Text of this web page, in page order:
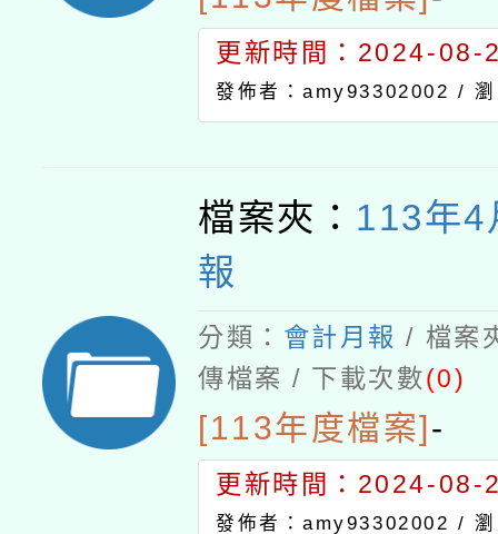
更新時間：2024-08-
發佈者：amy93302002 /
檔案夾： 113年4
報
分類： 會計月報 / 檔案
傳檔案 / 下載次數(0)
[113年度檔案] -
更新時間：2024-08-
發佈者：amy93302002 /